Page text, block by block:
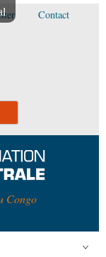
Contact
Congo